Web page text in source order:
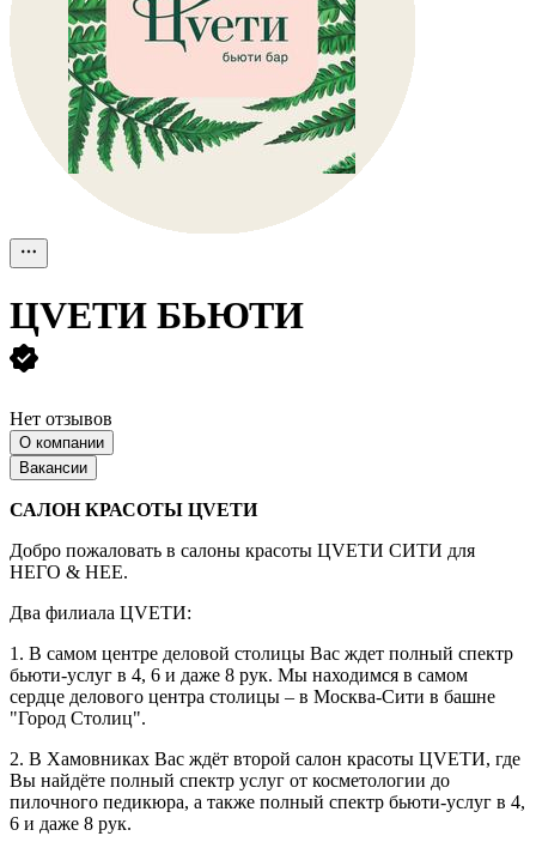
ЦVЕТИ БЬЮТИ
Нет отзывов
О компании
Вакансии
САЛОН КРАСОТЫ ЦVЕТИ
Добро пожаловать в салоны красоты ЦVЕТИ СИТИ для
НЕГО & НЕЕ.
Два филиала ЦVЕТИ:
1. В самом центре деловой столицы Вас ждет полный спектр
бьюти-услуг в 4, 6 и даже 8 рук. Мы находимся в самом
сердце делового центра столицы – в Москва-Сити в башне
"Город Столиц".
2. В Хамовниках Вас ждёт второй салон красоты ЦVЕТИ, где
Вы найдёте полный спектр услуг от косметологии до
пилочного педикюра, а также полный спектр бьюти-услуг в 4,
6 и даже 8 рук.